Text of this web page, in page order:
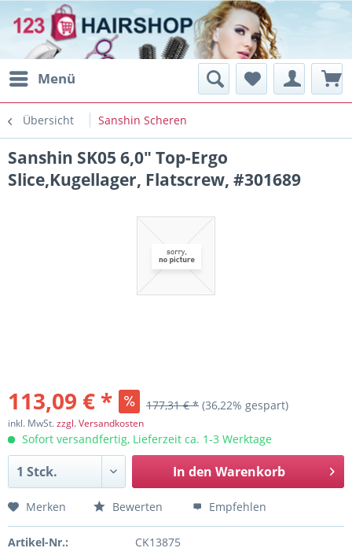
Menü
Übersicht Sanshin Scheren
Sanshin SK05 6,0" Top-Ergo
Slice,Kugellager, Flatscrew, #301689
113,09 € * 177,31 € * (36,22% gespart)
inkl. MwSt.zzgl. Versandkosten
Sofort versandfertig, Lieferzeit ca. 1-3 Werktage
In den Warenkorb
Merken Bewerten Empfehlen
Artikel-Nr.: CK13875